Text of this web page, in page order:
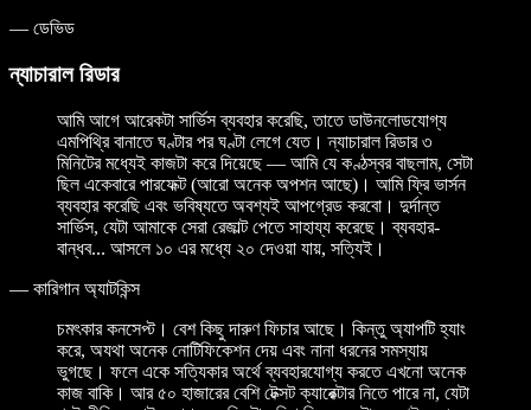
— ডেভিড
ন্যাচারাল রিডার
আমি আগে আরেকটা সার্ভিস ব্যবহার করেছি, তাতে ডাউনলোডযোগ্য
এমপিথ্রি বানাতে ঘণ্টার পর ঘণ্টা লেগে যেত। ন্যাচারাল রিডার ৩
মিনিটের মধ্যেই কাজটা করে দিয়েছে — আমি যে কণ্ঠস্বর বাছলাম, সেটা
ছিল একেবারে পারফেক্ট (আরো অনেক অপশন আছে)। আমি ফ্রি ভার্সন
ব্যবহার করেছি এবং ভবিষ্যতে অবশ্যই আপগ্রেড করবো। দুর্দান্ত
সার্ভিস, যেটা আমাকে সেরা রেজাল্ট পেতে সাহায্য করেছে। ব্যবহার-
বান্ধব... আসলে ১০ এর মধ্যে ২০ দেওয়া যায়, সত্যিই।
— কারিগান অ্যাটকিন্স
চমৎকার কনসেপ্ট। বেশ কিছু দারুণ ফিচার আছে। কিন্তু অ্যাপটি হ্যাং
করে, অযথা অনেক নোটিফিকেশন দেয় এবং নানা ধরনের সমস্যায়
ভুগছে। ফলে একে সত্যিকার অর্থে ব্যবহারযোগ্য করতে এখনো অনেক
কাজ বাকি। আর ৫০ হাজারের বেশি টেক্সট ক্যারেক্টার নিতে পারে না, যেটা